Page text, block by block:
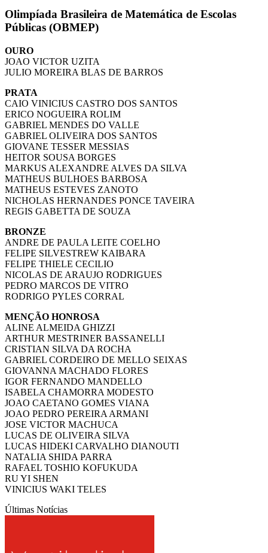
Olimpíada Brasileira de Matemática de Escolas
Públicas (OBMEP)
OURO
JOAO VICTOR UZITA
JULIO MOREIRA BLAS DE BARROS
PRATA
CAIO VINICIUS CASTRO DOS SANTOS
ERICO NOGUEIRA ROLIM
GABRIEL MENDES DO VALLE
GABRIEL OLIVEIRA DOS SANTOS
GIOVANE TESSER MESSIAS
HEITOR SOUSA BORGES
MARKUS ALEXANDRE ALVES DA SILVA
MATHEUS BULHOES BARBOSA
MATHEUS ESTEVES ZANOTO
NICHOLAS HERNANDES PONCE TAVEIRA
REGIS GABETTA DE SOUZA
BRONZE
ANDRE DE PAULA LEITE COELHO
FELIPE SILVESTREW KAIBARA
FELIPE THIELE CECILIO
NICOLAS DE ARAUJO RODRIGUES
PEDRO MARCOS DE VITRO
RODRIGO PYLES CORRAL
MENÇÃO HONROSA
ALINE ALMEIDA GHIZZI
ARTHUR MESTRINER BASSANELLI
CRISTIAN SILVA DA ROCHA
GABRIEL CORDEIRO DE MELLO SEIXAS
GIOVANNA MACHADO FLORES
IGOR FERNANDO MANDELLO
ISABELA CHAMORRA MODESTO
JOAO CAETANO GOMES VIANA
JOAO PEDRO PEREIRA ARMANI
JOSE VICTOR MACHUCA
LUCAS DE OLIVEIRA SILVA
LUCAS HIDEKI CARVALHO DIANOUTI
NATALIA SHIDA PARRA
RAFAEL TOSHIO KOFUKUDA
RU YI SHEN
VINICIUS WAKI TELES
Últimas Notícias